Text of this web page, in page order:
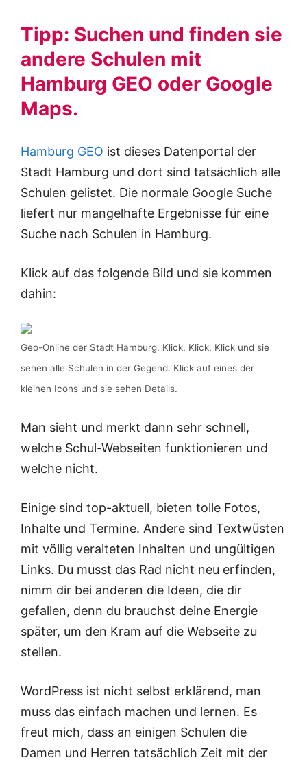
Tipp: Suchen und finden sie
andere Schulen mit
Hamburg GEO oder Google
Maps.
Hamburg GEO ist dieses Datenportal der
Stadt Hamburg und dort sind tatsächlich alle
Schulen gelistet. Die normale Google Suche
liefert nur mangelhafte Ergebnisse für eine
Suche nach Schulen in Hamburg.
Klick auf das folgende Bild und sie kommen
dahin:
Geo-Online der Stadt Hamburg. Klick, Klick, Klick und sie
sehen alle Schulen in der Gegend. Klick auf eines der
kleinen Icons und sie sehen Details.
Man sieht und merkt dann sehr schnell,
welche Schul-Webseiten funktionieren und
welche nicht.
Einige sind top-aktuell, bieten tolle Fotos,
Inhalte und Termine. Andere sind Textwüsten
mit völlig veralteten Inhalten und ungültigen
Links. Du musst das Rad nicht neu erfinden,
nimm dir bei anderen die Ideen, die dir
gefallen, denn du brauchst deine Energie
später, um den Kram auf die Webseite zu
stellen.
WordPress ist nicht selbst erklärend, man
muss das einfach machen und lernen. Es
freut mich, dass an einigen Schulen die
Damen und Herren tatsächlich Zeit mit der